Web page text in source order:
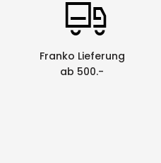
Franko Lieferung
ab 500.-